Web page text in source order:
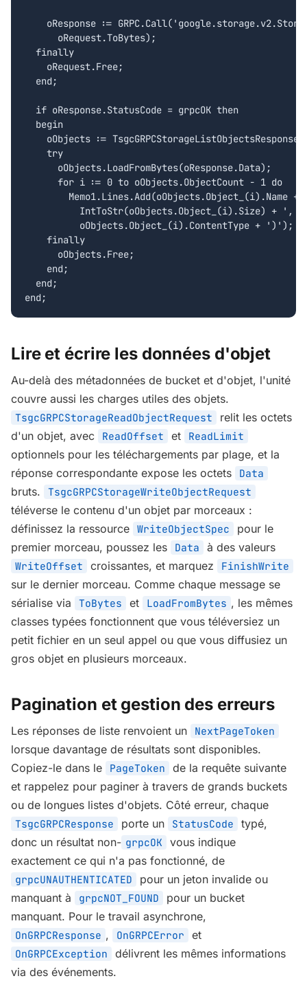
oResponse :=
      oRequest.ToBytes);
  finally
    oRequest.Free;
  end;
  if oResponse.StatusCode = grpcOK then
  begin
oObjects :=
    try
      oObjects.LoadFromBytes(oResponse.Data);
      for i := 0 to oObjects.ObjectCount - 1 do
Memo1.Lines.Add(oObjects.Object_(i).Name +
IntToStr(oObjects.Object_(i).Size) + ',
          oObjects.Object_(i).ContentType + ')');
    finally
      oObjects.Free;
    end;
  end;
end;
Lire et écrire les données d'objet
Au-delà des métadonnées de bucket et d'objet, l'unité
couvre aussi les charges utiles des objets.
TsgcGRPCStorageReadObjectRequest
relit les octets
d'un objet, avec
ReadOffset et ReadLimit
optionnels pour les téléchargements par plage, et la
réponse correspondante expose les octets
Data
bruts. TsgcGRPCStorageWriteObjectRequest
téléverse le contenu d'un objet par morceaux :
définissez la ressource WriteObjectSpec
pour le
premier morceau, poussez les
Data à des valeurs
WriteOffset croissantes, et marquez FinishWrite
sur le dernier morceau. Comme chaque message se
sérialise via
ToBytes et LoadFromBytes , les mêmes
classes typées fonctionnent que vous téléversiez un
petit fichier en un seul appel ou que vous diffusiez un
gros objet en plusieurs morceaux.
Pagination et gestion des erreurs
Les réponses de liste renvoient un NextPageToken
lorsque davantage de résultats sont disponibles.
Copiez-le dans le
PageToken
de la requête suivante
et rappelez pour paginer à travers de grands buckets
ou de longues listes d'objets. Côté erreur, chaque
TsgcGRPCResponse porte un StatusCode
typé,
donc un résultat non- grpcOK
vous indique
exactement ce qui n'a pas fonctionné, de
grpcUNAUTHENTICATED
pour un jeton invalide ou
manquant à
grpcNOT_FOUND
pour un bucket
manquant. Pour le travail asynchrone,
OnGRPCResponse , OnGRPCError et
OnGRPCException
délivrent les mêmes informations
via des événements.